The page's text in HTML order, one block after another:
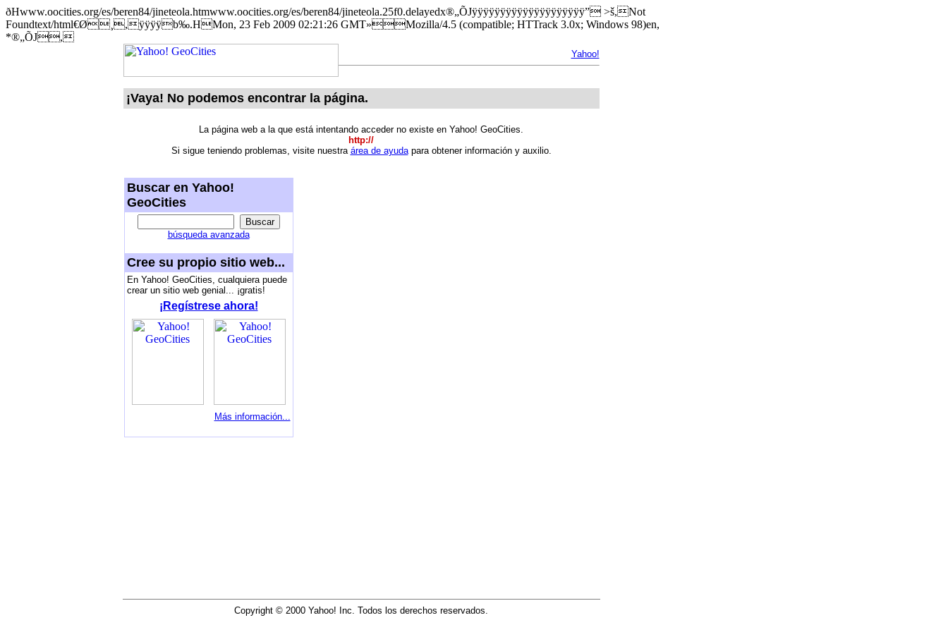
ðHwww.oocities.org/es/beren84/jineteola.htmwww.oocities.org/es/beren84/jineteola.25f0.delayedx®„ÕJÿÿÿÿÿÿÿÿÿÿÿÿÿÿÿÿÿÿÿÿ” >š,Not
Foundtext/html€Ø¸,ÿÿÿÿb‰.HMon, 23 Feb 2009 02:21:26 GMT»Mozilla/4.5 (compatible; HTTrack 3.0x; Windows 98)en,
*®„ÕJ,
Yahoo!
¡Vaya! No podemos encontrar la página.
La página web a la que está intentando acceder no existe en Yahoo! GeoCities.
http://
Si sigue teniendo problemas, visite nuestra área de ayudapara obtener información y auxilio.
Buscar en Yahoo!
GeoCities
búsqueda avanzada
Cree su propio sitio web...
En Yahoo! GeoCities, cualquiera puede
crear un sitio web genial... ¡gratis!
¡Regístrese ahora!
Más información...
Copyright © 2000 Yahoo! Inc. Todos los derechos reservados.